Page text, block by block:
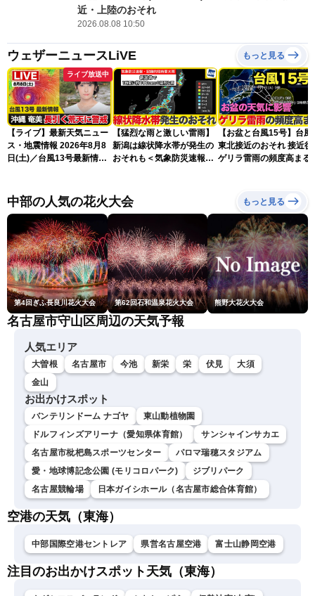
近・上陸のおそれ
2026.08.08 10:50
ウェザーニュースLiVE もっと見る
ライブ放送中
【ライブ】最新天気ニュー
ス・地震情報 2026年8月8
日(土)／台風13号最新情
フタヌーン・山岸愛梨／芳
野達郎〉
【猛烈な雨と激しい雷雨】
新潟は線状降水帯が発生の
おそれも＜気象防災速報・
【お盆と台風15号】台風
東北接近のおそれ 接近後
ゲリラ雷雨の頻度高まる
中部の人気の花火大会 もっと見る
第4回ぎふ長良川花火大会 第62回石和温泉花火大会 熊野大花火大会
名古屋市守山区周辺の天気予報
人気エリア
大曽根 名古屋市 今池 新栄 栄 伏見
大須
金山
お出かけスポット
バンテリンドーム ナゴヤ
東山動植物園
ドルフィンズアリーナ（愛知県体育館）
サンシャインサカエ
名古屋市枇杷島スポーツセンター
パロマ瑞穂スタジアム
愛・地球博記念公園 (モリコロパーク)
ジブリパーク
名古屋競輪場
日本ガイシホール（名古屋市総合体育館）
空港の天気（東海）
中部国際空港セントレア 県営名古屋空港 富士山静岡空港
注目のお出かけスポット天気（東海）